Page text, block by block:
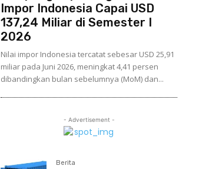
Impor Indonesia Capai USD
137,24 Miliar di Semester I
2026
Nilai impor Indonesia tercatat sebesar USD 25,91
miliar pada Juni 2026, meningkat 4,41 persen
dibandingkan bulan sebelumnya (MoM) dan...
- Advertisement -
Berita